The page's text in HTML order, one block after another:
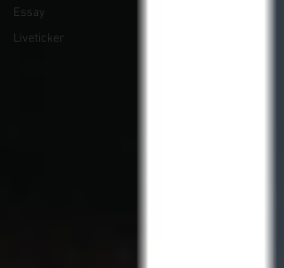
Essay
Liveticker